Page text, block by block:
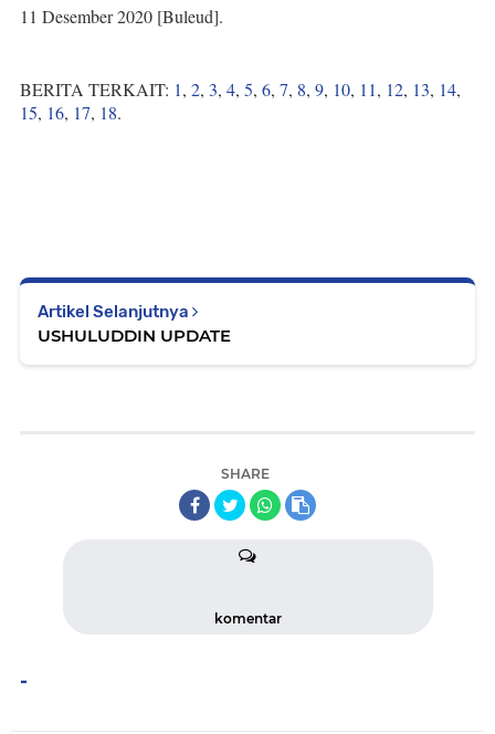
11 Desember 2020 [Buleud].
BERITA TERKAIT: 1, 2, 3, 4, 5, 6, 7, 8, 9, 10, 11, 12, 13, 14,
15, 16, 17, 18.
Artikel Selanjutnya
USHULUDDIN UPDATE
SHARE
komentar
-